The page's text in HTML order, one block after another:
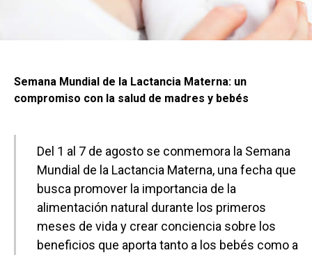
Semana Mundial de la Lactancia Materna: un
compromiso con la salud de madres y bebés
Del 1 al 7 de agosto se conmemora la Semana
Mundial de la Lactancia Materna, una fecha que
busca promover la importancia de la
alimentación natural durante los primeros
meses de vida y crear conciencia sobre los
beneficios que aporta tanto a los bebés como a